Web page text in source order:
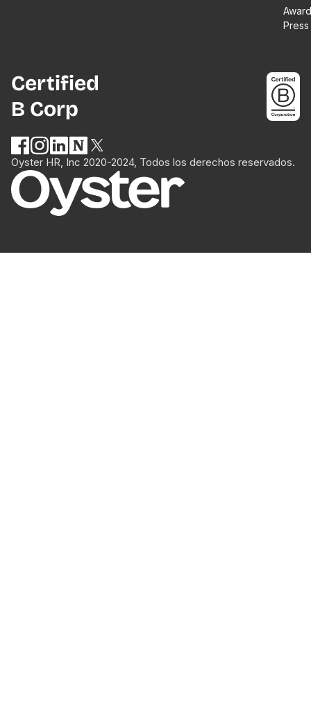
Press
Certified
B Corp
Oyster HR, Inc 2020-2024, Todos los derechos reservados.